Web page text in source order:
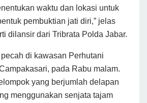
waktu dan lokasi untuk
pembuktian jati diri,” jelas
dilansir dari Tribrata Polda Jabar.
di kawasan Perhutani
pada Rabu malam.
yang berjumlah delapan
menggunakan senjata tajam